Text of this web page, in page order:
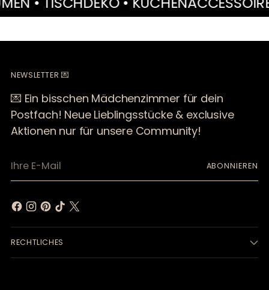
NEWSLETTER 💌
💌 Ein bisschen Mädchenzimmer für dein
Postfach! Neue Lieblingsstücke & exclusive
Aktionen nur für unsere Community!
E-
ABONNIEREN
RECHTLICHES